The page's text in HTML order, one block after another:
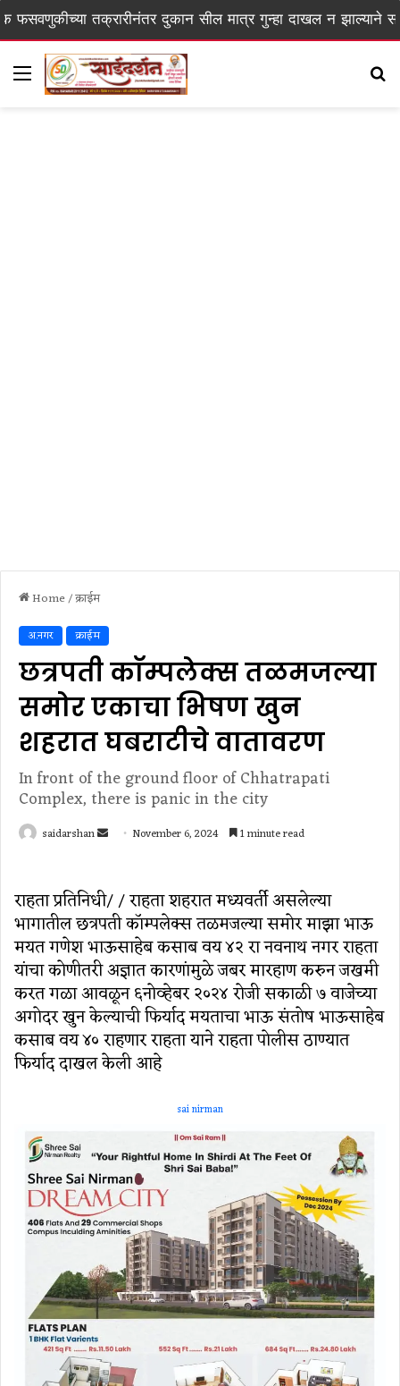
तक्रारीनंतर दुकान सील मात्र गुन्हा दाखल न झाल्याने संताप
Menu
Home/क्राईम
अ.नगर क्राईम
छत्रपती काॅम्पलेक्स तळमजल्या
समोर एकाचा भिषण खुन
शहरात घबराटीचे वातावरण
In front of the ground floor of Chhatrapati
Complex, there is panic in the city
saidarshan
Send November 6, 2024 1 minute read
राहता प्रतिनिधी/ / राहता शहरात मध्यवर्ती असलेल्या
भागातील छत्रपती काॅम्पलेक्स तळमजल्या समोर माझा भाऊ
मयत गणेश भाऊसाहेब कसाब वय ४२ रा नवनाथ नगर राहता
यांचा कोणीतरी अज्ञात कारणांमुळे जबर मारहाण करुन जखमी
करत गळा आवळून ६नोव्हेबर २०२४ रोजी सकाळी ७ वाजेच्या
अगोदर खुन केल्याची फिर्याद मयताचा भाऊ संतोष भाऊसाहेब
कसाब वय ४० राहणार राहता याने राहता पोलीस ठाण्यात
फिर्याद दाखल केली आहे
sai nirman